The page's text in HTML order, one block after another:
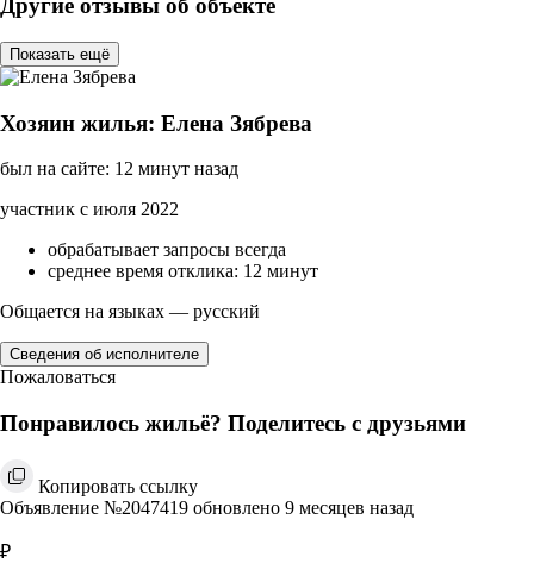
Другие отзывы об объекте
Показать ещё
Хозяин жилья: Елена Зябрева
был на сайте: 12 минут назад
участник с июля 2022
обрабатывает запросы всегда
среднее время отклика: 12 минут
Общается на языках — русский
Сведения об исполнителе
Пожаловаться
Понравилось жильё? Поделитесь с друзьями
Копировать ссылку
Объявление №2047419 обновлено 9 месяцев назад
₽